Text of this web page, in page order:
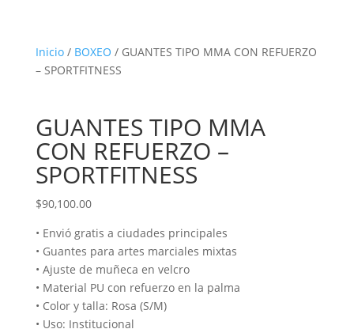
Inicio/ BOXEO / GUANTES TIPO MMA CON REFUERZO
– SPORTFITNESS
GUANTES TIPO MMA
CON REFUERZO –
SPORTFITNESS
$90,100.00
• Envió gratis a ciudades principales
• Guantes para artes marciales mixtas
• Ajuste de muñeca en velcro
• Material PU con refuerzo en la palma
• Color y talla: Rosa (S/M)
• Uso: Institucional